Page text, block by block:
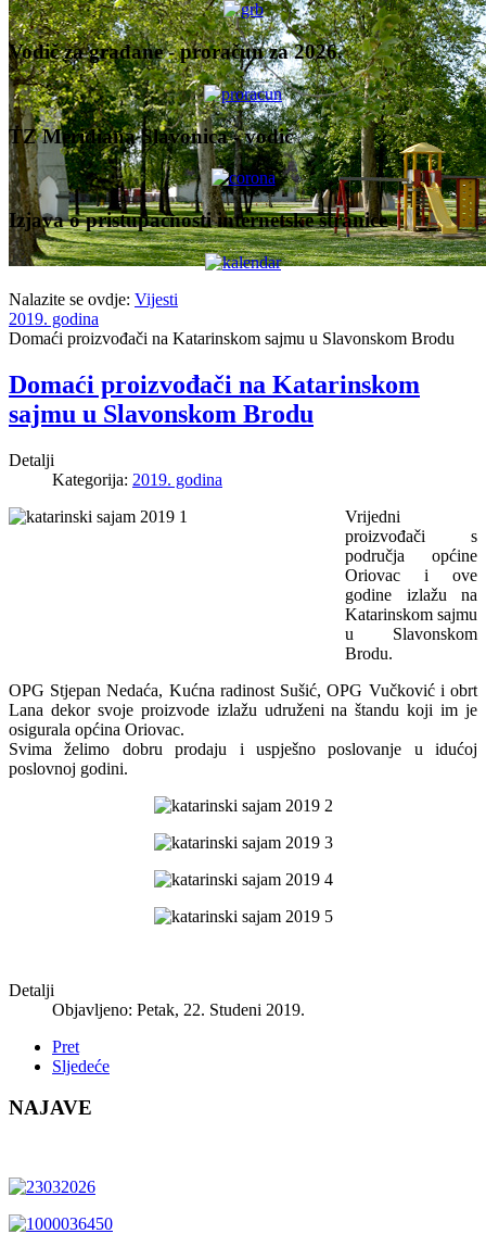
Vodič za građane - proračun za 2026.
TZ Meridiana Slavonica - vodič
Izjava o pristupačnosti internetske stranice
Nalazite se ovdje: Vijesti
2019. godina
Domaći proizvođači na Katarinskom sajmu u Slavonskom Brodu
Domaći proizvođači na Katarinskom
sajmu u Slavonskom Brodu
Detalji
Kategorija: 2019. godina
Vrijedni
proizvođači s
područja općine
Oriovac i ove
godine izlažu na
Katarinskom sajmu
u Slavonskom
Brodu.
OPG Stjepan Nedaća, Kućna radinost Sušić, OPG Vučković i obrt
Lana dekor svoje proizvode izlažu udruženi na štandu koji im je
osigurala općina Oriovac.
Svima želimo dobru prodaju i uspješno poslovanje u idućoj
poslovnoj godini.
Detalji
Objavljeno: Petak, 22. Studeni 2019.
Pret
Sljedeće
NAJAVE